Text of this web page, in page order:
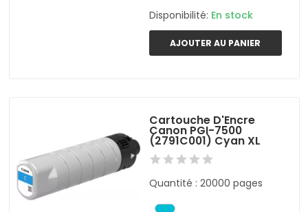
Disponibilité: En stock
AJOUTER AU PANIER
Cartouche D'Encre
Canon PGI-7500
(2791C001) Cyan XL
Quantité : 20000 pages